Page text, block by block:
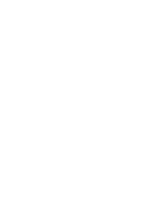
de ACI
en